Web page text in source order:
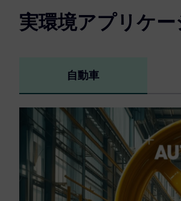
実環境アプリケ
自動車